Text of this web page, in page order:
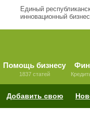
Единый
инновационный
Помощь бизнесу
1837 статей
Добавить свою